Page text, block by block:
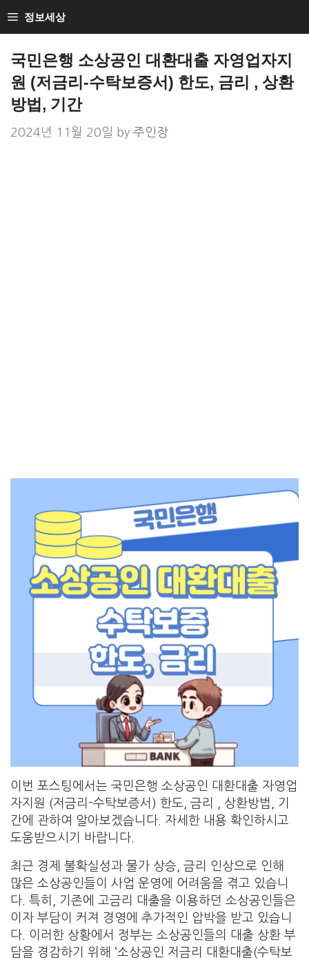
to
정보세상
국민은행 소상공인 대환대출 자영업자지
원 (저금리-수탁보증서) 한도, 금리 , 상환
방법, 기간
2024년 11월 20일 by 주인장
이번 포스팅에서는 국민은행 소상공인 대환대출 자영업
자지원 (저금리-수탁보증서) 한도, 금리 , 상환방법, 기
간에 관하여 알아보겠습니다. 자세한 내용 확인하시고
도움받으시기 바랍니다.
최근 경제 불확실성과 물가 상승, 금리 인상으로 인해
많은 소상공인들이 사업 운영에 어려움을 겪고 있습니
다. 특히, 기존에 고금리 대출을 이용하던 소상공인들은
이자 부담이 커져 경영에 추가적인 압박을 받고 있습니
다. 이러한 상황에서 정부는 소상공인들의 대출 상환 부
담을 경감하기 위해 ‘소상공인 저금리 대환대출(수탁보